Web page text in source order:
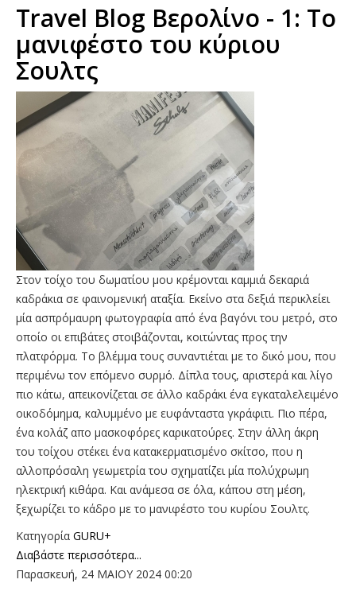
Travel Blog Βερολίνο - 1: Το
μανιφέστο του κύριου
Σουλτς
Στον τοίχο του δωματίου μου κρέμονται καμμιά δεκαριά
καδράκια σε φαινομενική αταξία. Εκείνο στα δεξιά περικλείει
μία ασπρόμαυρη φωτογραφία από ένα βαγόνι του μετρό, στο
οποίο οι επιβάτες στοιβάζονται, κοιτώντας προς την
πλατφόρμα. Το βλέμμα τους συναντιέται με το δικό μου, που
περιμένω τον επόμενο συρμό. Δίπλα τους, αριστερά και λίγο
πιο κάτω, απεικονίζεται σε άλλο καδράκι ένα εγκαταλελειμένο
οικοδόμημα, καλυμμένο με ευφάνταστα γκράφιτι. Πιο πέρα,
ένα κολάζ απο μασκοφόρες καρικατούρες. Στην άλλη άκρη
του τοίχου στέκει ένα κατακερματισμένο σκίτσο, που η
αλλοπρόσαλη γεωμετρία του σχηματίζει μία πολύχρωμη
ηλεκτρική κιθάρα. Και ανάμεσα σε όλα, κάπου στη μέση,
ξεχωρίζει το κάδρο με το μανιφέστο του κυρίου Σουλτς.
Κατηγορία GURU+
Διαβάστε περισσότερα...
Παρασκευή, 24 ΜΑΙΟΥ 2024 00:20